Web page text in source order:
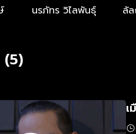
นรภัทร วิไลพันธุ์
ลั
เ